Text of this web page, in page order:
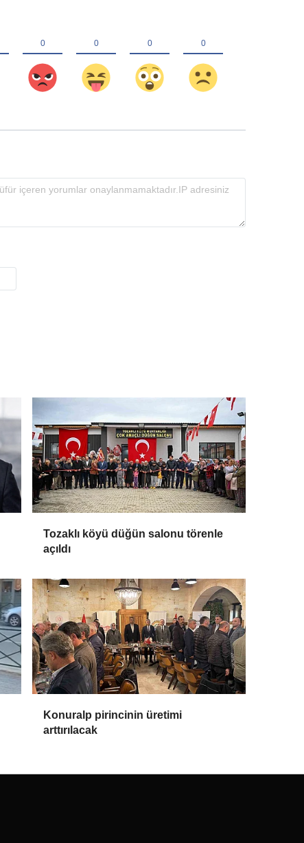
Tozaklı köyü düğün salonu törenle
açıldı
Konuralp pirincinin üretimi
arttırılacak